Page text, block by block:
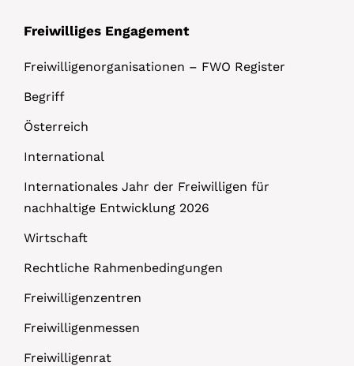
Freiwilliges Engagement
Freiwilligenorganisationen – FWO Register
Begriff
Österreich
International
Internationales Jahr der Freiwilligen für
nachhaltige Entwicklung 2026
Wirtschaft
Rechtliche Rahmenbedingungen
Freiwilligenzentren
Freiwilligenmessen
Freiwilligenrat